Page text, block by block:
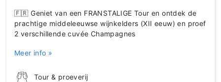
Tour & proeverij
🇫🇷 Geniet van een FRANSTALIGE Tour en ontdek de
prachtige middeleeuwse wijnkelders (XII eeuw) en proef
2 verschillende cuvée Champagnes
Meer info »